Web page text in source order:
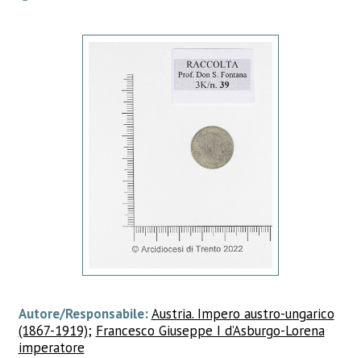
Autore/Responsabile:Austria. Impero austro-ungarico
(1867-1919); Francesco Giuseppe I d’Asburgo-Lorena
imperatore